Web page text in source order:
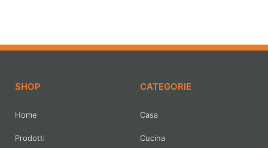
SHOP
Home
Prodotti
CATEGORIE
Casa
Cucina